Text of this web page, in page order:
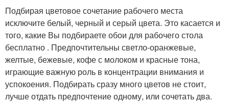
Подбирая цветовое сочетание рабочего места
исключите белый, черный и серый цвета. Это касается и
того, какие Вы подбираете обои для рабочего стола
бесплатно . Предпочтительны светло-оранжевые,
желтые, бежевые, кофе с молоком и красные тона,
играющие важную роль в концентрации внимания и
успокоения. Подбирать сразу много цветов не стоит,
лучше отдать предпочтение одному, или сочетать два.